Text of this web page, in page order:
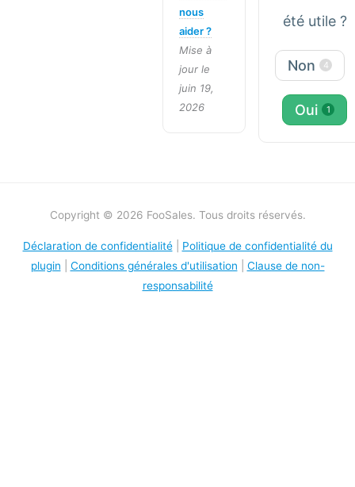
nous
aider ?
Mise à
jour le
juin 19,
2026
été utile ?
Non 4
Oui 1
Copyright © 2026 FooSales. Tous droits réservés.
Déclaration de confidentialité| Politique de confidentialité du
plugin
Conditions générales d'utilisation
Clause de non-
responsabilité